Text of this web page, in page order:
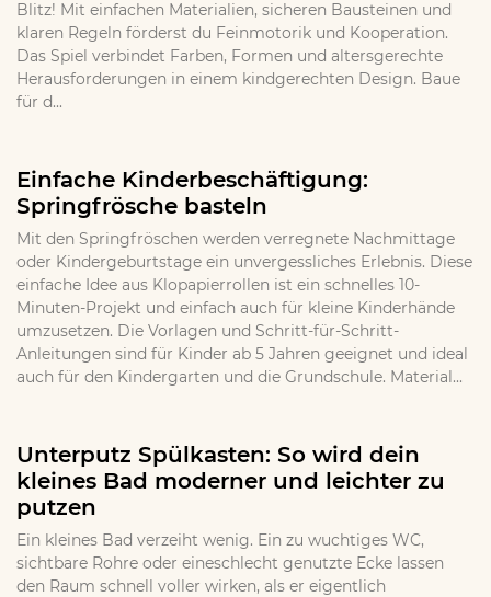
Blitz! Mit einfachen Materialien, sicheren Bausteinen und
klaren Regeln förderst du Feinmotorik und Kooperation.
Das Spiel verbindet Farben, Formen und altersgerechte
Herausforderungen in einem kindgerechten Design. Baue
für d...
Einfache Kinderbeschäftigung:
Springfrösche basteln
Mit den Springfröschen werden verregnete Nachmittage
oder Kindergeburtstage ein unvergessliches Erlebnis. Diese
einfache Idee aus Klopapierrollen ist ein schnelles 10-
Minuten-Projekt und einfach auch für kleine Kinderhände
umzusetzen. Die Vorlagen und Schritt-für-Schritt-
Anleitungen sind für Kinder ab 5 Jahren geeignet und ideal
auch für den Kindergarten und die Grundschule. Material...
Unterputz Spülkasten: So wird dein
kleines Bad moderner und leichter zu
putzen
Ein kleines Bad verzeiht wenig. Ein zu wuchtiges WC,
sichtbare Rohre oder eineschlecht genutzte Ecke lassen
den Raum schnell voller wirken, als er eigentlich